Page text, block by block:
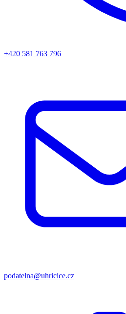
+420 581 763 796
podatelna@uhricice.cz